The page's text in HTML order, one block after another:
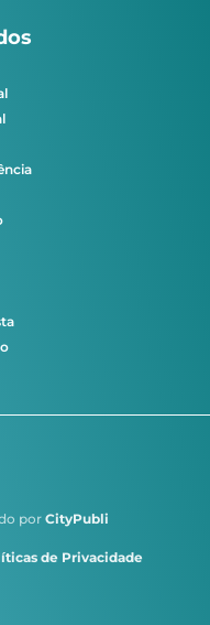
por CityPubli
de Privacidade